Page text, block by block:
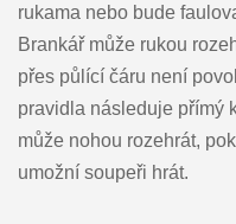
rukama nebo bude
Brankář může rukou
přes půlící čáru není
pravidla následuje přímý
může nohou rozehrát,
umožní soupeři hrát.